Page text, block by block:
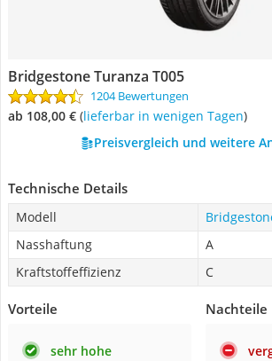
Bridgestone Turanza T005
1204 Bewertungen
ab 108,00 € ( Lieferbar in wenigen Tagen)
Preisvergleich und weitere
Technische Details
Modell
Nasshaftung
A
Kraftstoffeffizienz
C
Vorteile
sehr hohe
Nachteile